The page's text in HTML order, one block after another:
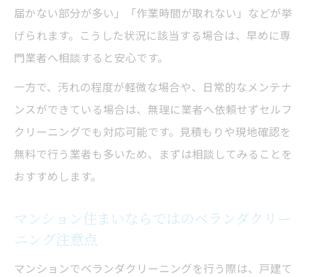
届かない部分が多い」「作業時間が取れない」などが挙
げられます。こうした状況に該当する場合は、早めに専
門業者へ相談すると安心です。
一方で、汚れの程度が軽微な場合や、日常的なメンテナ
ンスができている場合は、無理に業者へ依頼せずセルフ
クリーニングでも対応可能です。見積もりや現地確認を
無料で行う業者も多いため、まずは相談してみることを
おすすめします。
マンション住まいならではのベランダクリー
ニング注意点
マンションでベランダクリーニングを行う際は、戸建て